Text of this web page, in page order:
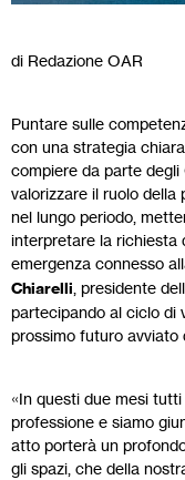
di Redazione OAR
Puntare sulle
con una strategia
compiere da parte
valorizzare il ruolo della
nel lungo periodo,
interpretare la richiesta
emergenza connesso
Chiarelli , presidente
partecipando al ciclo di
prossimo futuro avviato
«In questi due mesi
professione e siamo
atto porterà un
gli spazi, che della